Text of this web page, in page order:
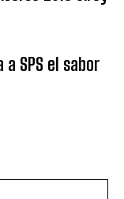
SPS el sabor